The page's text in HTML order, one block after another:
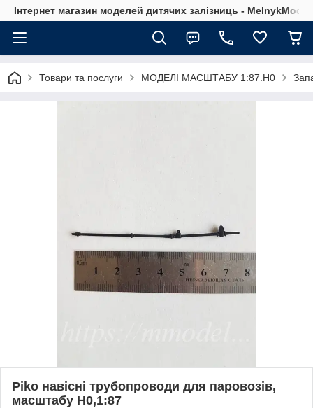
Інтернет магазин моделей дитячих залізниць -
Товари та послуги МОДЕЛІ МАСШТАБУ 1:87.H0
Piko навісні трубопроводи для паровозів,
масштабу H0,1:87